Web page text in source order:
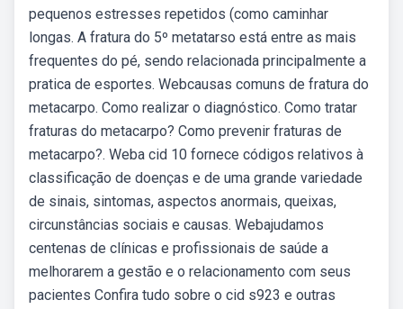
pequenos estresses repetidos (como caminhar
longas. A fratura do 5º metatarso está entre as mais
frequentes do pé, sendo relacionada principalmente a
pratica de esportes. Webcausas comuns de fratura do
metacarpo. Como realizar o diagnóstico. Como tratar
fraturas do metacarpo? Como prevenir fraturas de
metacarpo?. Weba cid 10 fornece códigos relativos à
classificação de doenças e de uma grande variedade
de sinais, sintomas, aspectos anormais, queixas,
circunstâncias sociais e causas. Webajudamos
centenas de clínicas e profissionais de saúde a
melhorarem a gestão e o relacionamento com seus
pacientes Confira tudo sobre o cid s923 e outras